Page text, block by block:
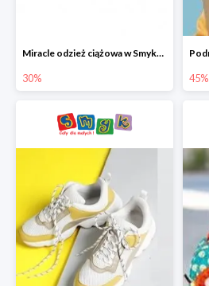
Miracle odzież ciążowa w Smyku co -30%
30% 45%